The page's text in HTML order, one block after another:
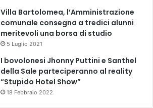
Villa Bartolomea, l’Amministrazione
comunale consegna a tredici alunni
meritevoli una borsa di studio
5 Luglio 2021
I bovolonesi Jhonny Puttini e Santhel
della Sale parteciperanno al reality
“Stupido Hotel Show”
18 Febbraio 2022